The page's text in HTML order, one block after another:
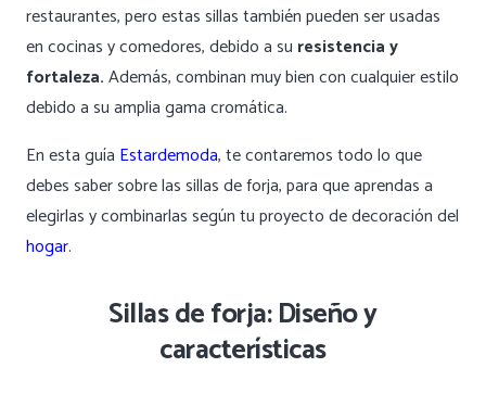
restaurantes, pero estas sillas también pueden ser usadas
en cocinas y comedores, debido a su resistencia y
fortaleza.Además, combinan muy bien con cualquier estilo
debido a su amplia gama cromática.
En esta guía Estardemoda, te contaremos todo lo que
debes saber sobre las sillas de forja, para que aprendas a
elegirlas y combinarlas según tu proyecto de decoración del
hogar.
Sillas de forja: Diseño y
características